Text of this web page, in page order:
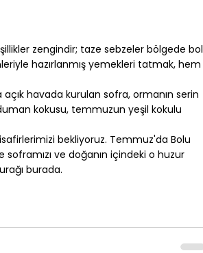
zengindir; taze sebzeler bölgede bol
hazırlanmış yemekleri tatmak, hem
havada kurulan sofra, ormanın serin
kokusu, temmuzun yeşil kokulu
bekliyoruz. Temmuz'da Bolu
ve doğanın içindeki o huzur
burada.